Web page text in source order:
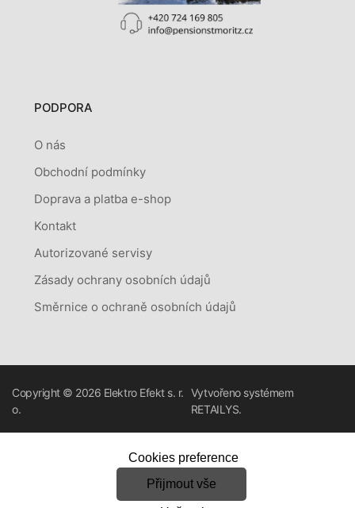
PODPORA
O nás
Obchodní podmínky
Doprava a platba e-shop
Kontakt
Autorizované servisy
Zásady ochrany osobních údajů
Směrnice o ochraně osobních údajů
Copyright © 2026 Elektro Efekt s. r.
o.
Vytvořeno systémem
RETAILYS.
Cookies preference
Přijmout vše